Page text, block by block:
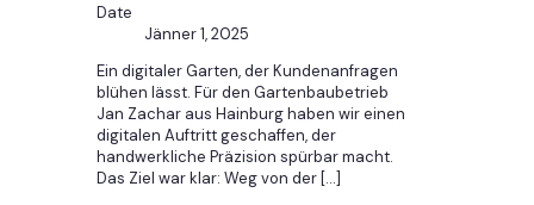
Date
Jänner 1, 2025
Ein digitaler Garten, der Kundenanfragen
blühen lässt. Für den Gartenbaubetrieb
Jan Zachar aus Hainburg haben wir einen
digitalen Auftritt geschaffen, der
handwerkliche Präzision spürbar macht.
Das Ziel war klar: Weg von der […]